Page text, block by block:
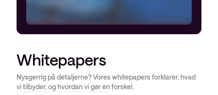
Whitepapers
Nysgerrig på detaljerne? Vores whitepapers forklarer, hvad
vi tilbyder, og hvordan vi gør en forskel.